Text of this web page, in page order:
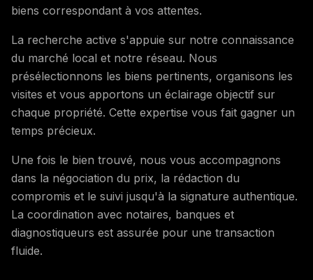
biens correspondant à vos attentes.
La recherche active s'appuie sur notre connaissance
du marché local et notre réseau. Nous
présélectionnons les biens pertinents, organisons les
visites et vous apportons un éclairage objectif sur
chaque propriété. Cette expertise vous fait gagner un
temps précieux.
Une fois le bien trouvé, nous vous accompagnons
dans la négociation du prix, la rédaction du
compromis et le suivi jusqu'à la signature authentique.
La coordination avec notaires, banques et
diagnostiqueurs est assurée pour une transaction
fluide.